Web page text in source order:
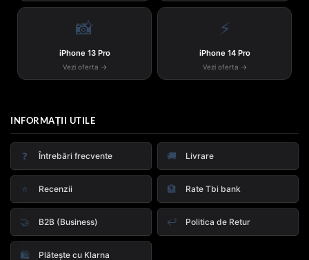
📸
iPhone 13 Pro
Vezi oferta →
⚡
iPhone 14 Pro
Vezi oferta →
INFORMAȚII UTILE
❓ Întrebări frecvente 🚚 Livrare
⭐ Recenzii 🏦 Rate Tbi bank
🤝 B2B (Business) ↩️ Politica de Retur
🛍️ Plătește cu Klarna